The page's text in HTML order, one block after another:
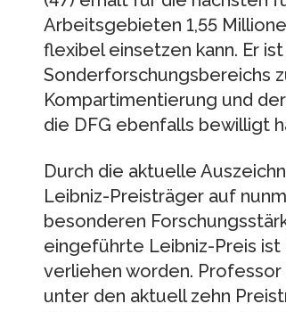
Arbeitsgebieten 1,55
flexibel einsetzen kann. Er
Sonderforschungsbereichs
Kompartimentierung und
die DFG ebenfalls bewilligt
Durch die aktuelle
Leibniz-Preisträger auf
besonderen
eingeführte Leibniz-Preis
verliehen worden.
unter den aktuell zehn